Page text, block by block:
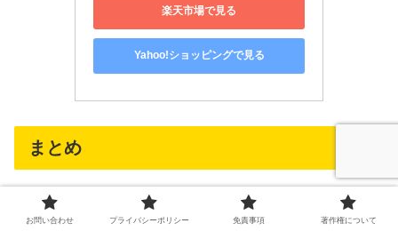
楽天市場で見る
Yahoo!ショッピングで見る
まとめ
いかがでしたでしょうか。
お問い合わせ プライバシーポリシー 免責事項 著作権について